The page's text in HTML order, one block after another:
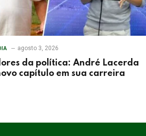
agosto 3, 2026
da política: André Lacerda
capítulo em sua carreira